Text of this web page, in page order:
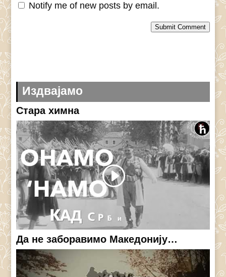
Notify me of new posts by email.
Submit Comment
Издвајамо
Стара химна
Да не заборавимо Македонију…